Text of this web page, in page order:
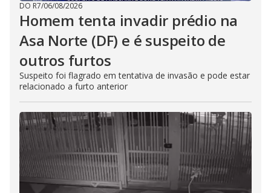
DO R7/06/08/2026
Homem tenta invadir prédio na
Asa Norte (DF) e é suspeito de
outros furtos
Suspeito foi flagrado em tentativa de invasão e pode estar
relacionado a furto anterior